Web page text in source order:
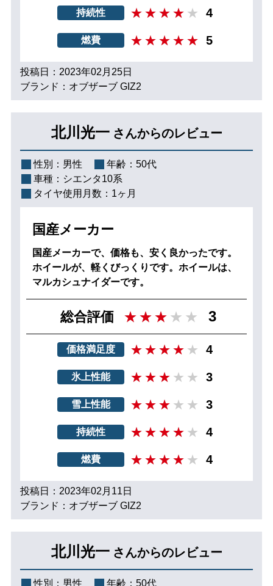
持続性 4
燃費 5
投稿日：2023年02月25日
ブランド：オブザーブ GIZ2
北川光一 さんからのレビュー
性別： 男性 年齢： 50代
車種： シエンタ10系
タイヤ使用月数： 1ヶ月
国産メーカー
国産メーカーで、価格も、安く良かったです。
ホイールが、軽くびっくりです。ホイールは、
マルカシュナイダーです。
総合評価 3
価格満足度 4
氷上性能 3
雪上性能 3
持続性 4
燃費 4
投稿日：2023年02月11日
ブランド：オブザーブ GIZ2
北川光一 さんからのレビュー
性別： 男性 年齢： 50代